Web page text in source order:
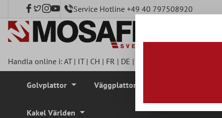
Service Hotline +49 40 797508920
Handla online i:AT| IT| CH | FR | DE |
Golvplattor Väggplattor
Kakel Världen